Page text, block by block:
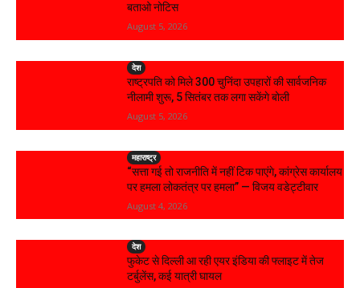
बताओ नोटिस
August 5, 2026
देश
राष्ट्रपति को मिले 300 चुनिंदा उपहारों की सार्वजनिक
नीलामी शुरू, 5 सितंबर तक लगा सकेंगे बोली
August 5, 2026
महाराष्ट्र
“सत्ता गई तो राजनीति में नहीं टिक पाएंगे, कांग्रेस कार्यालय
पर हमला लोकतंत्र पर हमला” — विजय वडेट्टीवार
August 4, 2026
देश
फुकेट से दिल्ली आ रही एयर इंडिया की फ्लाइट में तेज
टर्बुलेंस, कई यात्री घायल